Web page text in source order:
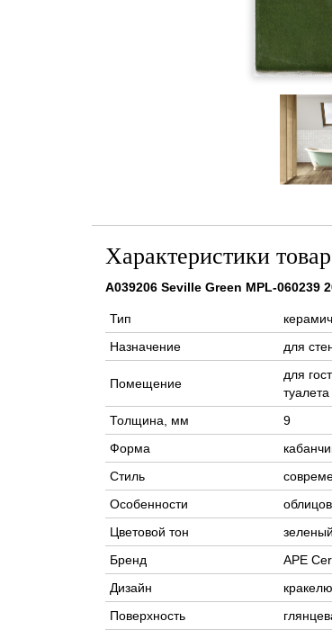
Характеристики
A039206 Seville Green MPL-060239
Тип
Назначение
для
Помещение
для
туалета
Толщина, мм
9
Форма
Стиль
Особенности
Цветовой тон
зеленый
Бренд
APE
Дизайн
Поверхность